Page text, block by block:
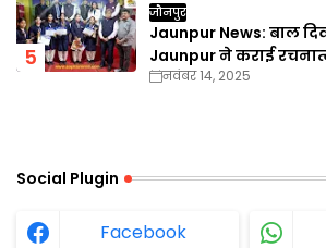
जौनपुर
Jaunpur News: बाल
Jaunpur ने कराई
नवंबर 14, 2025
Social Plugin
Facebook